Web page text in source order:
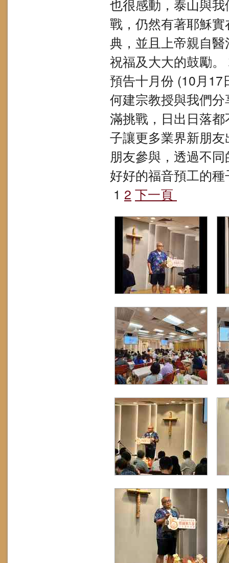
也很感動，泰山與
戰，仍然有著耶穌
典，並且上帝親自
祝福及大大的鼓勵
預告十月份 (10月17
何建宗教授與我們
滿挑戰，日出日落
子讓更多業界新朋
朋友參與，透過不
好好的福音預工的種
1 2 下一頁